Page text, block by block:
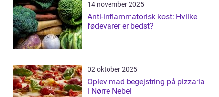
14 november 2025
Anti-inflammatorisk kost: Hvilke
fødevarer er bedst?
02 oktober 2025
Oplev mad begejstring på pizzaria
i Nørre Nebel